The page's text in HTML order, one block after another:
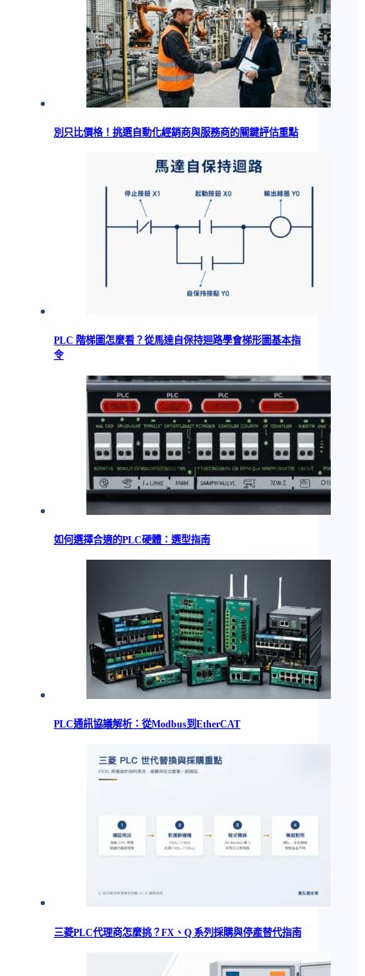
別只比價格！挑選自動化經銷商與服務商的關鍵評估重點
PLC 階梯圖怎麼看？從馬達自保持迴路學會梯形圖基本指
令
如何選擇合適的PLC硬體：選型指南
PLC通訊協議解析：從Modbus到EtherCAT
三菱PLC代理商怎麼挑？FX、Q 系列採購與停產替代指南